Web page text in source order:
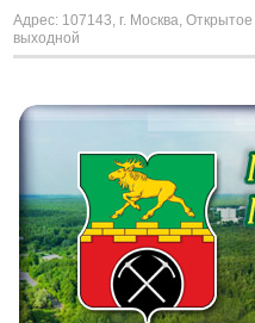
Адрес: 107143, г. Москва,
выходной